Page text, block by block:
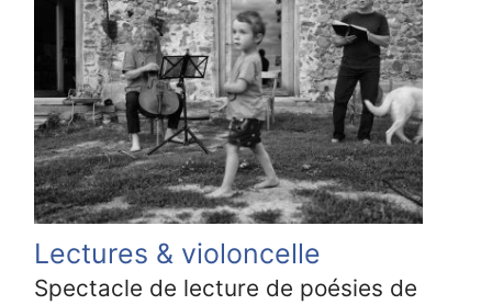
Lectures & violoncelle
Spectacle de lecture de poésies de